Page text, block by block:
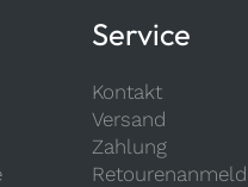
Service
Kontakt
Versand
Zahlung